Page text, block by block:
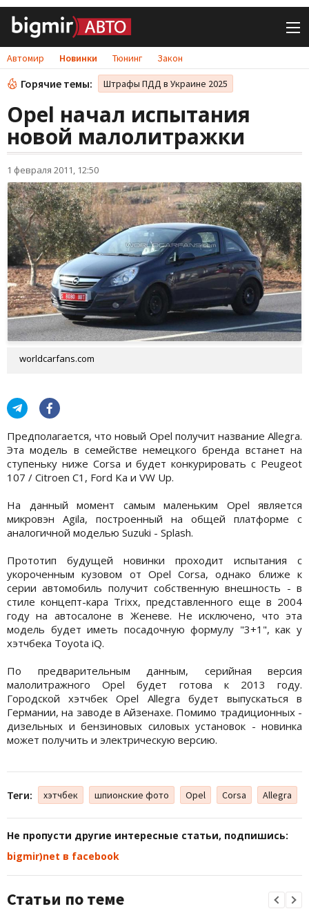
Автомир Новинки Тюнинг Закон
Горячие темы: Штрафы ПДД в Украине 2025
Opel начал испытания
новой малолитражки
1 февраля 2011, 12:50
worldcarfans.com
Предполагается, что новый Opel получит название Allegra.
Эта модель в семействе немецкого бренда встанет на
ступеньку ниже Corsa и будет конкурировать с Peugeot
107 / Citroen C1, Ford Ka и VW Up.
На данный момент самым маленьким Opel является
микровэн Agila, построенный на общей платформе с
аналогичной моделью Suzuki - Splash.
Прототип будущей новинки проходит испытания с
укороченным кузовом от Opel Corsa, однако ближе к
серии автомобиль получит собственную внешность - в
стиле концепт-кара Trixx, представленного еще в 2004
году на автосалоне в Женеве. Не исключено, что эта
модель будет иметь посадочную формулу "3+1", как у
хэтчбека Toyota iQ.
По предварительным данным, серийная версия
малолитражного Opel будет готова к 2013 году.
Городской хэтчбек Opel Allegra будет выпускаться в
Германии, на заводе в Айзенахе. Помимо традиционных -
дизельных и бензиновых силовых установок - новинка
может получить и электрическую версию.
Теги: хэтчбек шпионские фото Opel Corsa Allegra
Не пропусти другие интересные статьи, подпишись:
bigmir)net в facebook
Статьи по теме